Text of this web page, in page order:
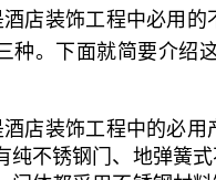
店装饰工程中必用
种。下面就简要介绍
店装饰工程中的必
纯不锈钢门、地弹簧